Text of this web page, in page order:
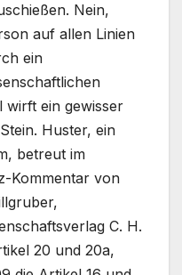
Nein,
auf allen Linien
ein
wirft ein gewisser
Huster, ein
betreut im
Kommentar von
C. H.
20 und 20a,